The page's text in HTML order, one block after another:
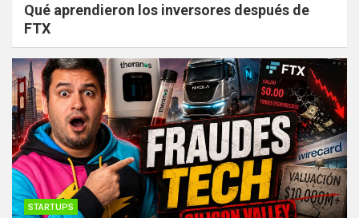
Qué aprendieron los inversores después de
FTX
STARTUPS